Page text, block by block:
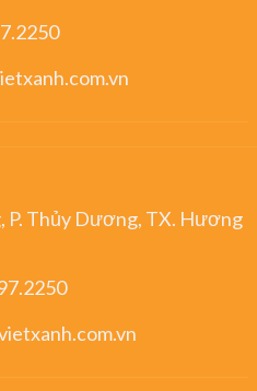
Thủy Dương, TX. Hương